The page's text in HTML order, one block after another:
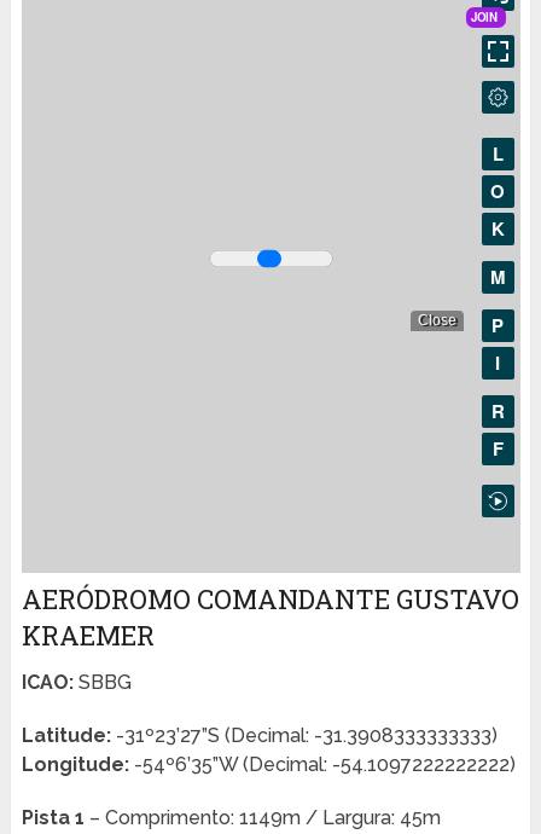
AERÓDROMO COMANDANTE GUSTAVO
KRAEMER
ICAO:SBBG
Latitude:-31º23’27”S (Decimal: -31.3908333333333)
Longitude:-54º6’35”W (Decimal: -54.1097222222222)
Pista 1 – Comprimento: 1149m / Largura: 45m